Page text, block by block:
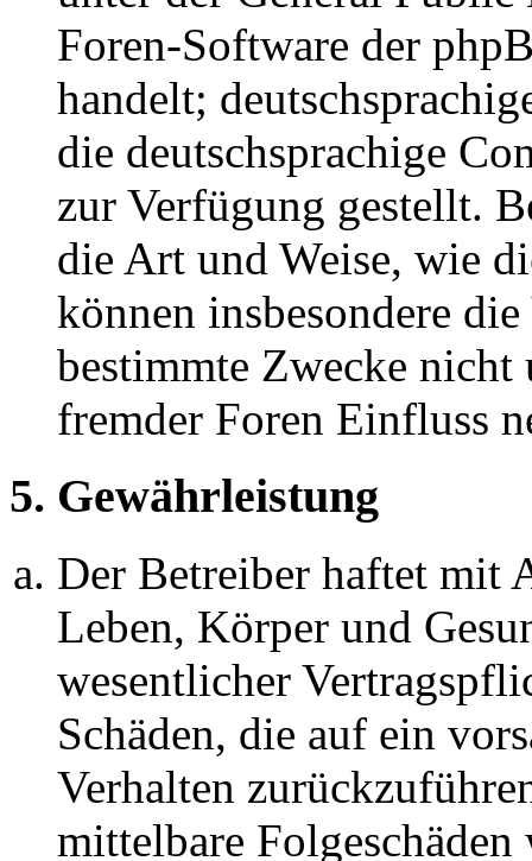
Foren-Software der
handelt;
die deutschsprachige
zur Verfügung gestellt.
die Art und Weise, wie
können insbesondere
bestimmte Zwecke nicht
fremder Foren Einfluss
5. Gewährleistung
Der Betreiber haftet mit
Leben, Körper und
wesentlicher
Schäden, die auf ein
Verhalten
mittelbare Folgeschäden